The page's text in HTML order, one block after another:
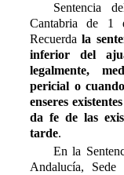
Sentencia
Cantabria de 1
Recuerdala
inferior del
legalmente,
pericial o
enseres
da fe de las
tarde.
En la
Andalucía,